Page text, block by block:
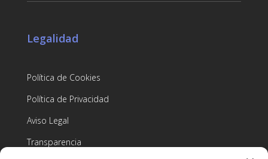
Legalidad
Política de Cookies
Política de Privacidad
Aviso Legal
Transparencia